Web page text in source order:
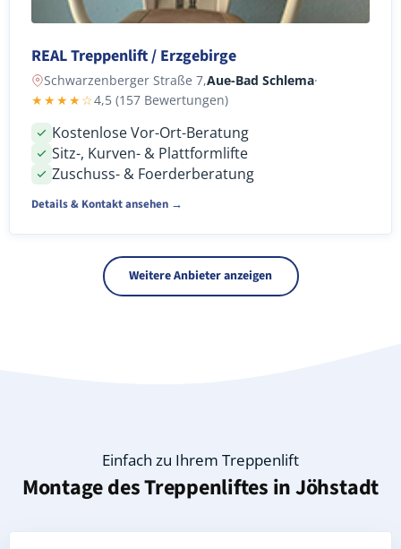
REAL Treppenlift / Erzgebirge
Schwarzenberger Straße 7,Aue-Bad Schlema·
★★★★☆4,5 (157 Bewertungen)
Kostenlose Vor-Ort-Beratung
Sitz-, Kurven- & Plattformlifte
Zuschuss- & Foerderberatung
Details & Kontakt ansehen →
Weitere Anbieter anzeigen
Einfach zu Ihrem Treppenlift
Montage des Treppenliftes inJöhstadt